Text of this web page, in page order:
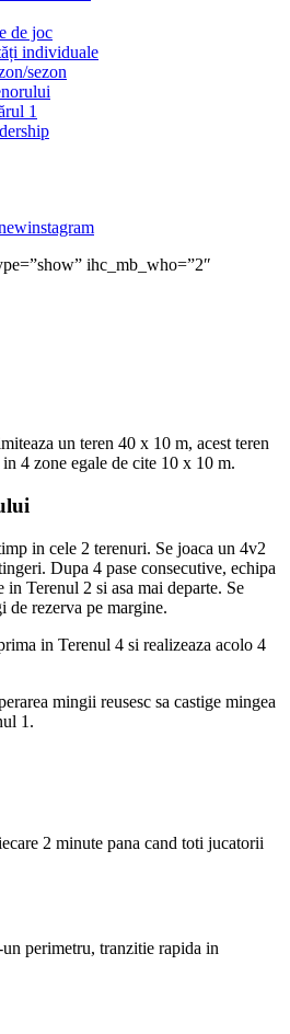
de joc
individuale
sezon
1
instagram
ihc_mb_who=”2″
un teren 40 x 10 m, acest teren
4 zone egale de cite 10 x 10 m.
in cele 2 terenuri. Se joaca un 4v2
Dupa 4 pase consecutive, echipa
in Terenul 2 si asa mai departe. Se
de rezerva pe margine.
in Terenul 4 si realizeaza acolo 4
mingii reusesc sa castige mingea
1.
2 minute pana cand toti jucatorii
perimetru, tranzitie rapida in